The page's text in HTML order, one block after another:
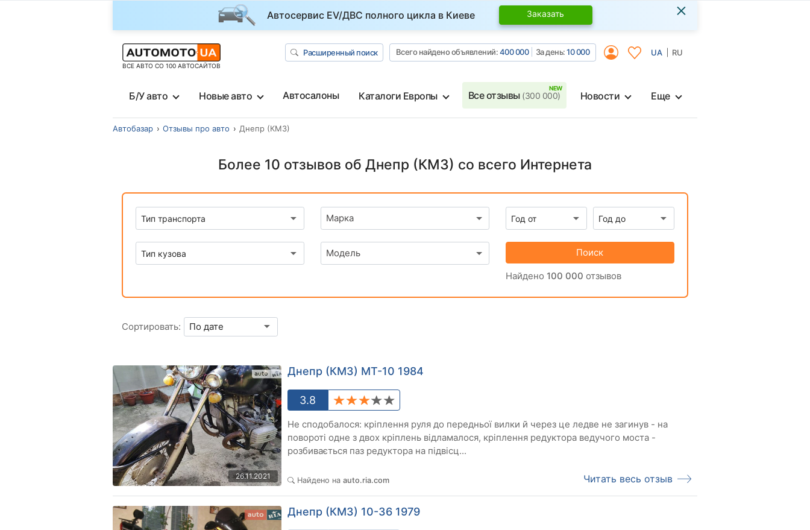
Автосервис EV/ДВС полного цикла в Киеве Заказать ×
ВСЕ АВТО СО 100 АВТОСАЙТОВ
Расширенный поиск Всего найдено объявлений:400 000 За день:10 000 UA RU
Б/У авто Новые авто Автосалоны Каталоги Европы Все отзывы (300 000) Новости Еще
Автобазар Отзывы про авто Днепр (КМЗ)
Более 10 отзывов об Днепр (КМЗ) со всего Интернета
Марка
Модель Поиск
Найдено 100 000 отзывов
Сортировать:
26.11.2021
Днепр (КМЗ) МТ-10 1984
3.8
Не сподобалося: кріплення руля до передньої вилки й через це ледве не загинув - на
повороті одне з двох кріплень відламалося, кріплення редуктора ведучого моста -
розбивається паз редуктора на підвісц...
Найдено на auto.ria.com Читать весь отзыв
Днепр (КМЗ) 10-36 1979